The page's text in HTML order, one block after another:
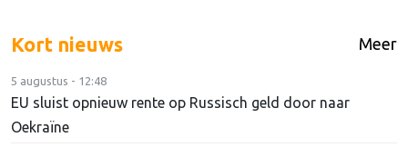
Kort nieuws Meer
5 augustus - 12:48
EU sluist opnieuw rente op Russisch geld door naar
Oekraïne